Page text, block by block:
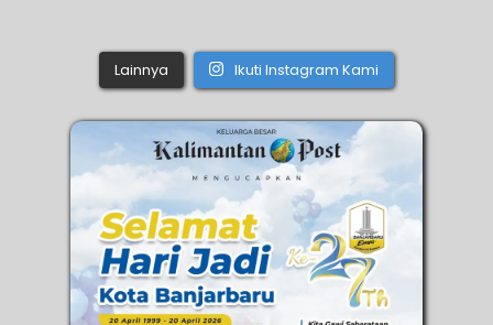
Lainnya Ikuti Instagram Kami